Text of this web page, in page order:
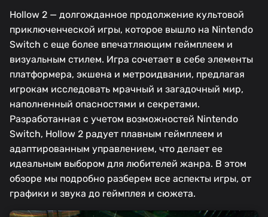
Hollow 2 — долгожданное продолжение культовой
приключенческой игры, которое вышло на Nintendo
Switch с еще более впечатляющим геймплеем и
визуальным стилем. Игра сочетает в себе элементы
платформера, экшена и метроидвании, предлагая
игрокам исследовать мрачный и загадочный мир,
наполненный опасностями и секретами.
Разработанная с учетом возможностей Nintendo
Switch, Hollow 2 радует плавным геймплеем и
адаптированным управлением, что делает ее
идеальным выбором для любителей жанра. В этом
обзоре мы подробно разберем все аспекты игры, от
графики и звука до геймплея и сюжета.